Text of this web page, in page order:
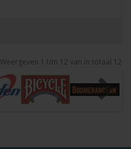
Weergeven 1 t/m 12 van in totaal 12